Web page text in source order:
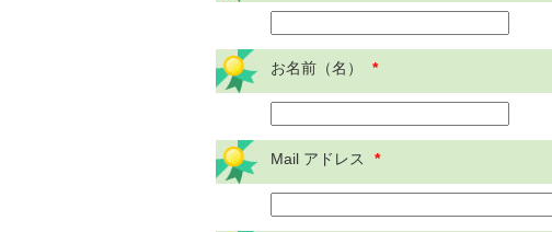
お名前（名） *
Mail アドレス *